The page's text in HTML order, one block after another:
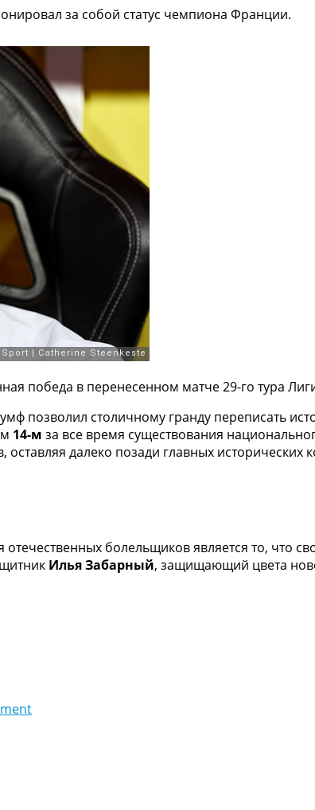
за собой статус чемпиона Франции.
победа в перенесенном матче 29-го тура
позволил столичному гранду переписать
14-м за все время существования
далеко позади главных исторических
болельщиков является то, что
Илья Забарный, защищающий цвета